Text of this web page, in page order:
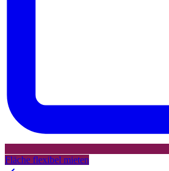
Fläche flexibel mieten